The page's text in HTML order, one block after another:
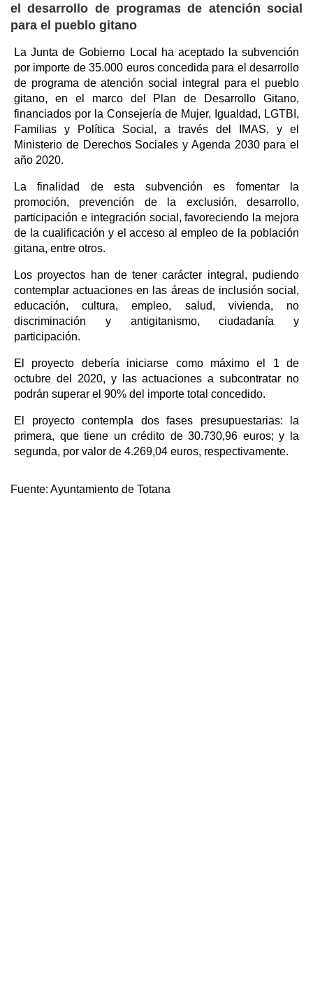
el desarrollo de programas de atención social
para el pueblo gitano
La Junta de Gobierno Local ha aceptado la subvención
por importe de 35.000 euros concedida para el desarrollo
de programa de atención social integral para el pueblo
gitano, en el marco del Plan de Desarrollo Gitano,
financiados por la Consejería de Mujer, Igualdad, LGTBI,
Familias y Política Social, a través del IMAS, y el
Ministerio de Derechos Sociales y Agenda 2030 para el
año 2020.
La finalidad de esta subvención es fomentar la
promoción, prevención de la exclusión, desarrollo,
participación e integración social, favoreciendo la mejora
de la cualificación y el acceso al empleo de la población
gitana, entre otros.
Los proyectos han de tener carácter integral, pudiendo
contemplar actuaciones en las áreas de inclusión social,
educación, cultura, empleo, salud, vivienda, no
discriminación y antigitanismo, ciudadanía y
participación.
El proyecto debería iniciarse como máximo el 1 de
octubre del 2020, y las actuaciones a subcontratar no
podrán superar el 90% del importe total concedido.
El proyecto contempla dos fases presupuestarias: la
primera, que tiene un crédito de 30.730,96 euros; y la
segunda, por valor de 4.269,04 euros, respectivamente.
Fuente: Ayuntamiento de Totana